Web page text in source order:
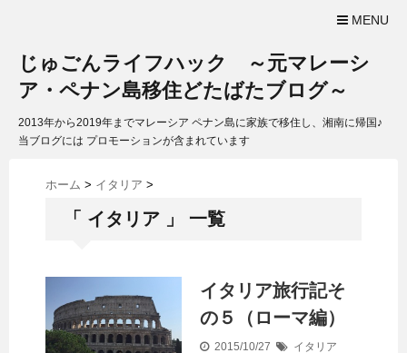
MENU
じゅごんライフハック ～元マレーシ
ア・ペナン島移住どたばたブログ～
2013年から2019年までマレーシア ペナン島に家族で移住し、湘南に帰国♪
当ブログには プロモーションが含まれています
ホーム > イタリア >
「 イタリア 」 一覧
イタリア旅行記そ
の５（ローマ編）
2015/10/27 イタリア